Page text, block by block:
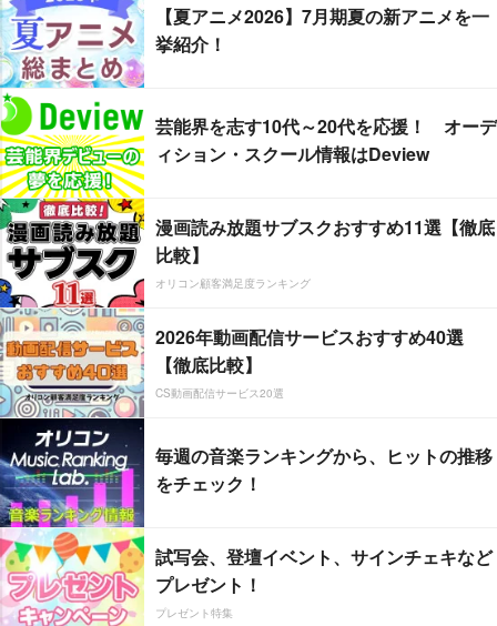
【夏アニメ2026】7月期夏の新アニメを一
挙紹介！
芸能界を志す10代～20代を応援！ オーデ
ィション・スクール情報はDeview
漫画読み放題サブスクおすすめ11選【徹底
比較】
オリコン顧客満足度ランキング
2026年動画配信サービスおすすめ40選
【徹底比較】
CS動画配信サービス20選
毎週の音楽ランキングから、ヒットの推移
をチェック！
試写会、登壇イベント、サインチェキなど
プレゼント！
プレゼント特集